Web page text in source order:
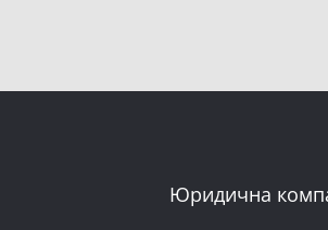
Юридична